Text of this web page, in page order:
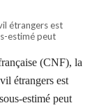
étrangers est
estimé peut
(CNF), la
étrangers est
estimé peut